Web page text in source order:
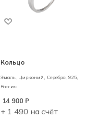
Кольцо
Эмаль, Цирконий, Серебро, 925,
Россия
14 900₽
+ 1 490 на счёт